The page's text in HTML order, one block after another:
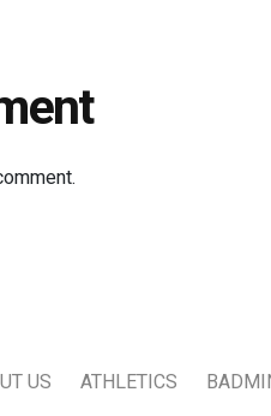
US ATHLETICS